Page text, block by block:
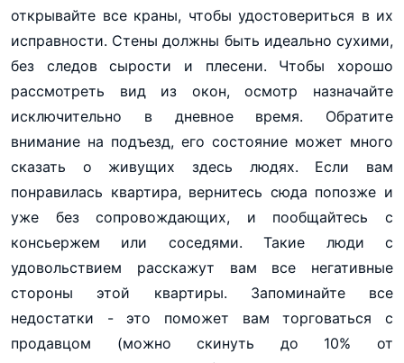
открывайте все краны, чтобы удостовериться в их
исправности. Стены должны быть идеально сухими,
без следов сырости и плесени. Чтобы хорошо
рассмотреть вид из окон, осмотр назначайте
исключительно в дневное время. Обратите
внимание на подъезд, его состояние может много
сказать о живущих здесь людях. Если вам
понравилась квартира, вернитесь сюда попозже и
уже без сопровождающих, и пообщайтесь с
консьержем или соседями. Такие люди с
удовольствием расскажут вам все негативные
стороны этой квартиры. Запоминайте все
недостатки - это поможет вам торговаться с
продавцом (можно скинуть до 10% от